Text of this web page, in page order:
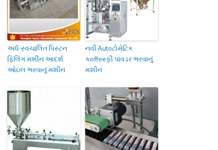
અર્ધ-સ્વચાલિત પિસ્ટન
ફિલિંગ મશીન આદર્શ
ઓઇલ ભરવાનું મશીન
નવી Autoટોમેટિક
કoffeeફી પાવડર ભરવાનું
મશીન